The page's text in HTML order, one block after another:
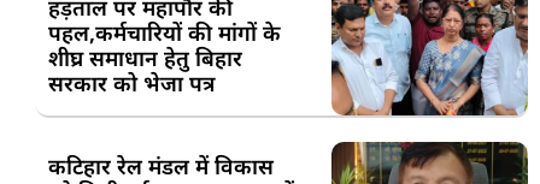
हड़ताल पर महापौर की
पहल,कर्मचारियों की मांगों के
शीघ्र समाधान हेतु बिहार
सरकार को भेजा पत्र
कटिहार रेल मंडल में विकास